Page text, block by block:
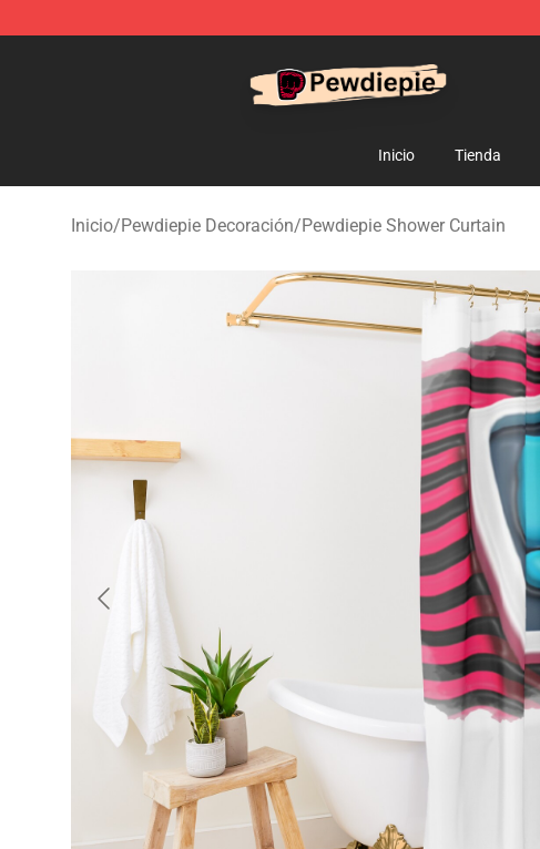
Inicio Tienda
Inicio/Pewdiepie Decoración/Pewdiepie Shower Curtain